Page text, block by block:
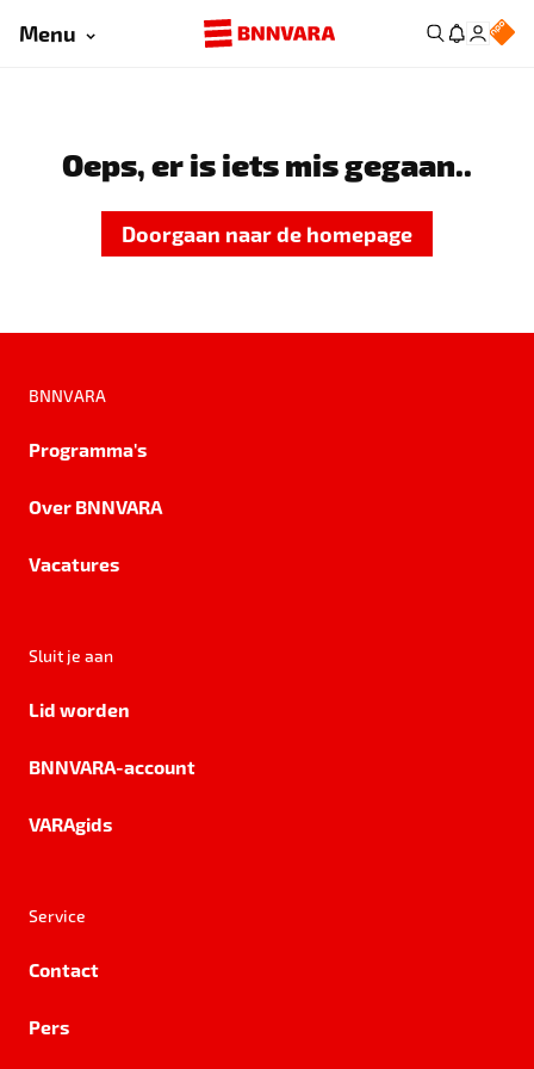
Menu
Oeps, er is iets mis gegaan..
Doorgaan naar de homepage
BNNVARA
Programma's
Over BNNVARA
Vacatures
Sluit je aan
Lid worden
BNNVARA-account
VARAgids
Service
Contact
Pers